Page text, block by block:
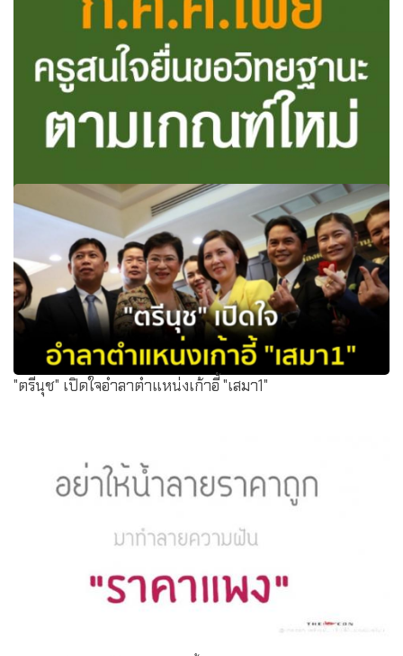
ก.ค.ศ.เผยครูสนใจยื่นขอวิทยฐานะตามเกณฑ์ใหม่ ก.ค.ศ.เร่งทำ
คู่มือแนวปฏิบัติ ย้ำยังสามารถใช้สิทธิยื่น
"ตรีนุช" เปิดใจอำลาตำแหน่งเก้าอี้ "เสมา1"